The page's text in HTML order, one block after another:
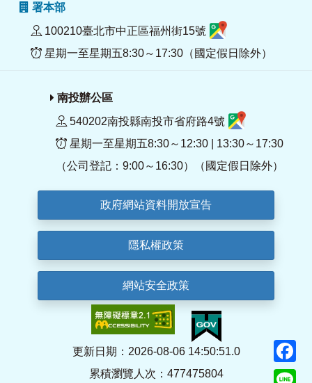
署本部
100210臺北市中正區福州街15號
星期一至星期五8:30～17:30（國定假日除外）
南投辦公區
540202南投縣南投市省府路4號
星期一至星期五8:30～12:30 | 13:30～17:30
（公司登記：9:00～16:30）（國定假日除外）
政府網站資料開放宣告
隱私權政策
網站安全政策
更新日期：2026-08-06 14:50:51.0
累積瀏覽人次：477475804